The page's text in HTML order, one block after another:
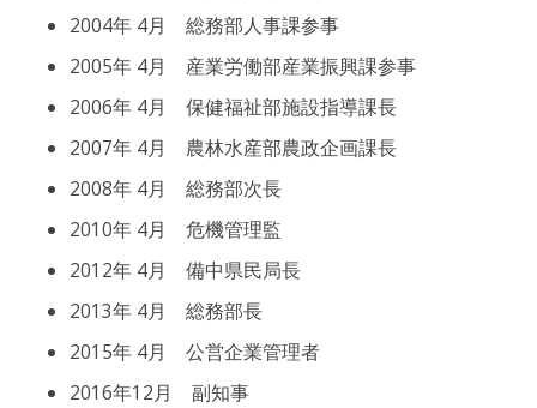
2004年 4月 総務部人事課参事
2005年 4月 産業労働部産業振興課参事
2006年 4月 保健福祉部施設指導課長
2007年 4月 農林水産部農政企画課長
2008年 4月 総務部次長
2010年 4月 危機管理監
2012年 4月 備中県民局長
2013年 4月 総務部長
2015年 4月 公営企業管理者
2016年12月 副知事